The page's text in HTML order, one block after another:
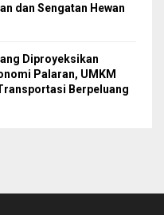
dan Sengatan Hewan
Diproyeksikan
Palaran, UMKM
Berpeluang